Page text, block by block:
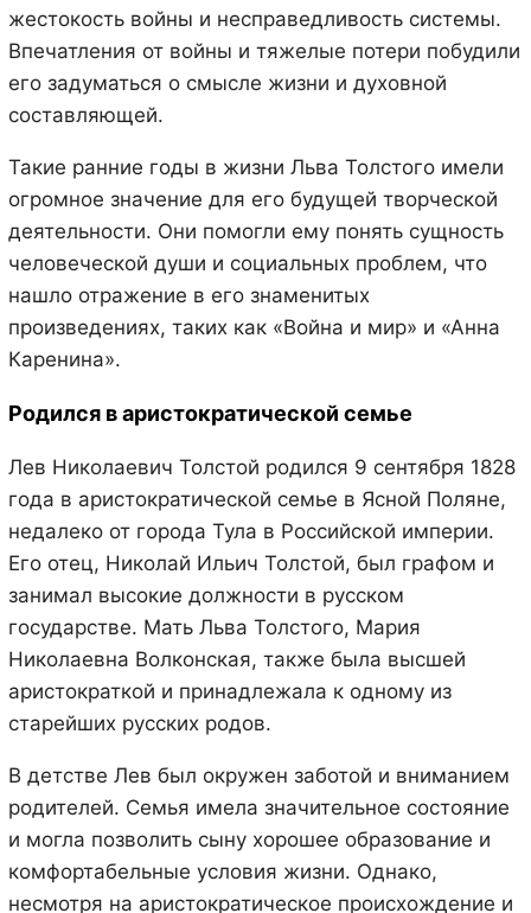
жестокость войны и несправедливость системы.
Впечатления от войны и тяжелые потери побудили
его задуматься о смысле жизни и духовной
составляющей.
Такие ранние годы в жизни Льва Толстого имели
огромное значение для его будущей творческой
деятельности. Они помогли ему понять сущность
человеческой души и социальных проблем, что
нашло отражение в его знаменитых
произведениях, таких как «Война и мир» и «Анна
Каренина».
Родился в аристократической семье
Лев Николаевич Толстой родился 9 сентября 1828
года в аристократической семье в Ясной Поляне,
недалеко от города Тула в Российской империи.
Его отец, Николай Ильич Толстой, был графом и
занимал высокие должности в русском
государстве. Мать Льва Толстого, Мария
Николаевна Волконская, также была высшей
аристократкой и принадлежала к одному из
старейших русских родов.
В детстве Лев был окружен заботой и вниманием
родителей. Семья имела значительное состояние
и могла позволить сыну хорошее образование и
комфортабельные условия жизни. Однако,
несмотря на аристократическое происхождение и